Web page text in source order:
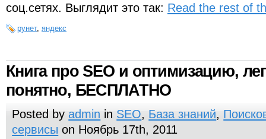
соц.сетях. Выглядит это так: Read the rest of
рунет, яндекс
Книга про SEO и оптимизацию,
понятно, БЕСПЛАТНО
Posted byadmin in SEO, База знаний,
сервисы on Ноябрь 17th, 2011